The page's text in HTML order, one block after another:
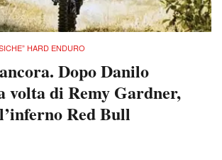
HARD ENDURO
Dopo Danilo
volta di Remy Gardner,
Red Bull